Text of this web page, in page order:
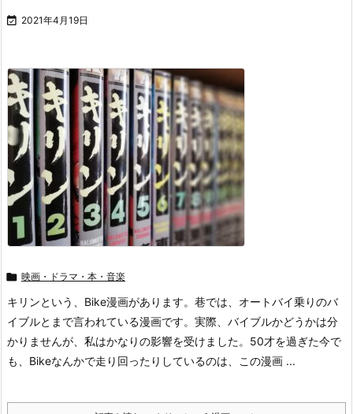
 2021年4月19日
 映画・ドラマ・本・音楽
キリンという、Bike漫画があります。巷では、オートバイ乗りのバ
イブルとまで言われている漫画です。実際、バイブルかどうかは分
かりませんが、私はかなりの影響を受けました。50才を過ぎた今で
も、Bikeなんかで走り回ったりしているのは、この漫画 ...